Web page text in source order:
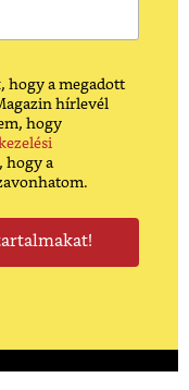
hogy a megadott
hírlevél
hogy
hogy a